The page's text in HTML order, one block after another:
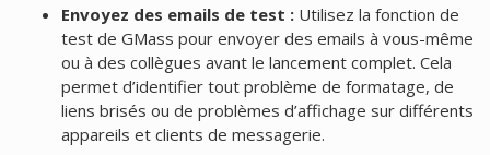
Envoyez des emails de test :Utilisez la fonction de
test de GMass pour envoyer des emails à vous-même
ou à des collègues avant le lancement complet. Cela
permet d’identifier tout problème de formatage, de
liens brisés ou de problèmes d’affichage sur différents
appareils et clients de messagerie.